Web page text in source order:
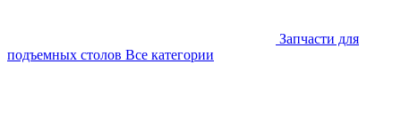
Запчасти для
подъемных столов Все категории